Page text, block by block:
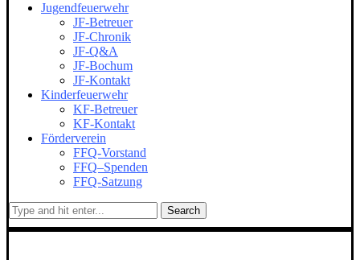
Jugendfeuerwehr
JF-Betreuer
JF-Chronik
JF-Q&A
JF-Bochum
JF-Kontakt
Kinderfeuerwehr
KF-Betreuer
KF-Kontakt
Förderverein
FFQ-Vorstand
FFQ–Spenden
FFQ-Satzung
Search